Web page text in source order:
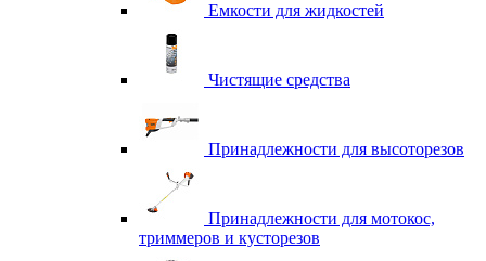
Емкости для жидкостей
Чистящие средства
Принадлежности для высоторезов
Принадлежности для мотокос,
триммеров и кусторезов